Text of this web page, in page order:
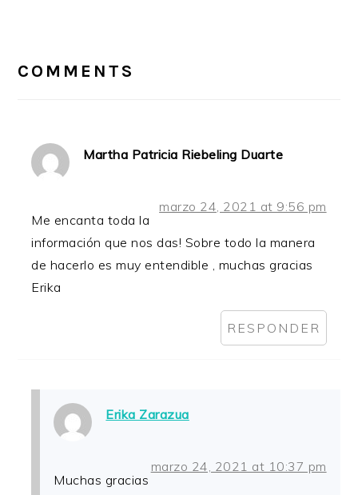
INTERACTIONS
COMMENTS
Martha Patricia Riebeling Duarte
marzo 24, 2021 at 9:56 pm
Me encanta toda la
información que nos das! Sobre todo la manera
de hacerlo es muy entendible , muchas gracias
Erika
RESPONDER
Erika Zarazua
marzo 24, 2021 at 10:37 pm
Muchas gracias